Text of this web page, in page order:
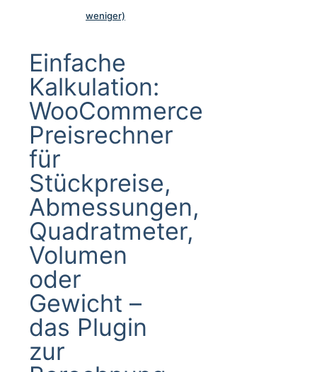
weniger)
Einfache
Kalkulation:
WooCommerce
Preisrechner
für
Stückpreise,
Abmessungen,
Quadratmeter,
Volumen
oder
Gewicht –
das Plugin
zur